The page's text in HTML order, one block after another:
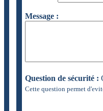
Message :
Question de sécurité :
Cette question permet